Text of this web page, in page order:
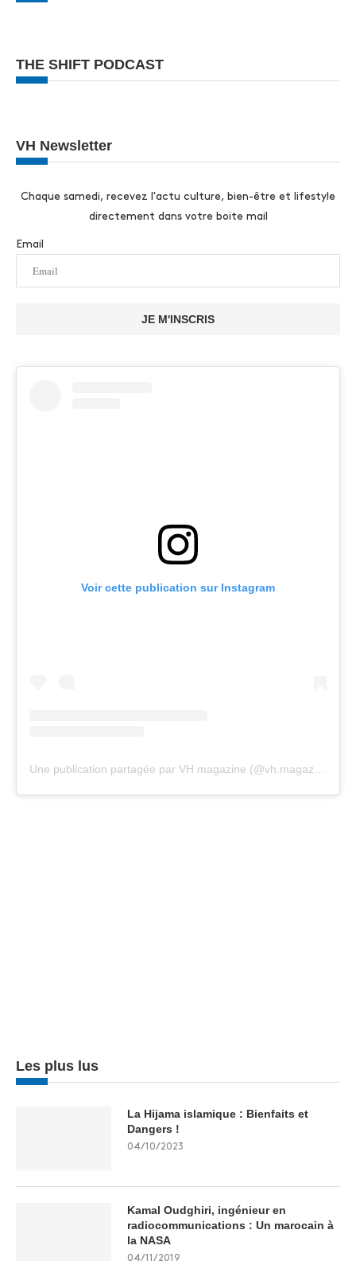
THE SHIFT PODCAST
VH Newsletter
Chaque samedi, recevez l'actu culture, bien-être et lifestyle
directement dans votre boite mail
Email
JE M'INSCRIS
Voir cette publication sur Instagram
Les plus lus
La Hijama islamique : Bienfaits et
Dangers !
04/10/2023
Kamal Oudghiri, ingénieur en
radiocommunications : Un marocain à
la NASA
04/11/2019